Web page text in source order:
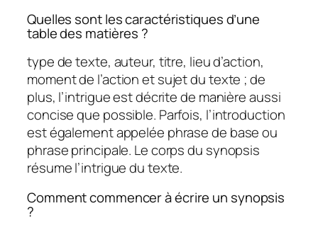
Quelles sont les caractéristiques d’une
table des matières ?
type de texte, auteur, titre, lieu d’action,
moment de l’action et sujet du texte ; de
plus, l’intrigue est décrite de manière aussi
concise que possible. Parfois, l’introduction
est également appelée phrase de base ou
phrase principale. Le corps du synopsis
résume l’intrigue du texte.
Comment commencer à écrire un synopsis
?